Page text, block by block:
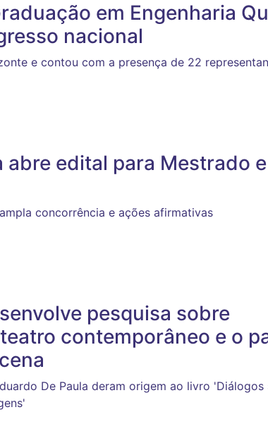
em Engenharia
nacional
e contou com a presença de 22
edital para Mestrado e
concorrência e ações afirmativas
pesquisa sobre
contemporâneo e o
De Paula deram origem ao livro 'Diálogos